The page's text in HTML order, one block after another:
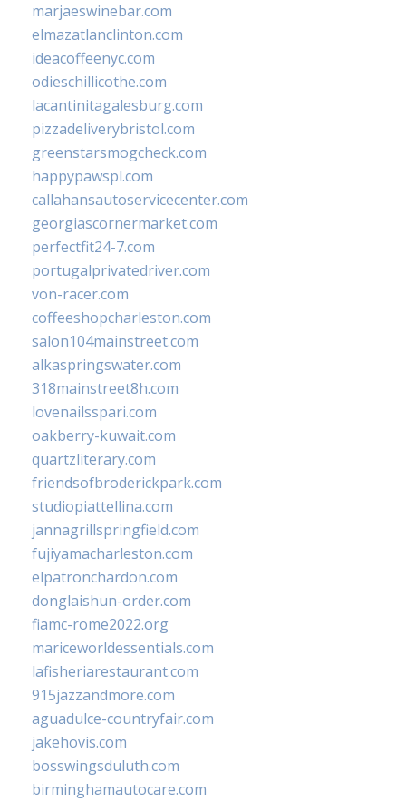
marjaeswinebar.com
elmazatlanclinton.com
ideacoffeenyc.com
odieschillicothe.com
lacantinitagalesburg.com
pizzadeliverybristol.com
greenstarsmogcheck.com
happypawspl.com
callahansautoservicecenter.com
georgiascornermarket.com
perfectfit24-7.com
portugalprivatedriver.com
von-racer.com
coffeeshopcharleston.com
salon104mainstreet.com
alkaspringswater.com
318mainstreet8h.com
lovenailsspari.com
oakberry-kuwait.com
quartzliterary.com
friendsofbroderickpark.com
studiopiattellina.com
jannagrillspringfield.com
fujiyamacharleston.com
elpatronchardon.com
donglaishun-order.com
fiamc-rome2022.org
mariceworldessentials.com
lafisheriarestaurant.com
915jazzandmore.com
aguadulce-countryfair.com
jakehovis.com
bosswingsduluth.com
birminghamautocare.com